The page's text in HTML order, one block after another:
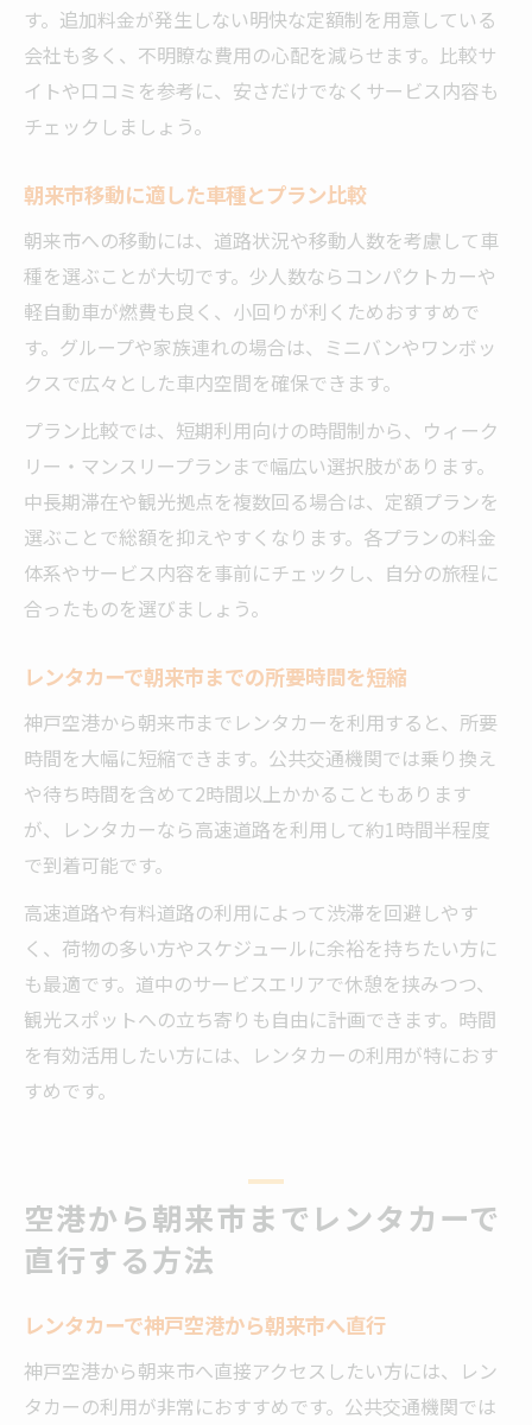
す。追加料金が発生しない明快な定額制を用意している
会社も多く、不明瞭な費用の心配を減らせます。比較サ
イトや口コミを参考に、安さだけでなくサービス内容も
チェックしましょう。
朝来市移動に適した車種とプラン比較
朝来市への移動には、道路状況や移動人数を考慮して車
種を選ぶことが大切です。少人数ならコンパクトカーや
軽自動車が燃費も良く、小回りが利くためおすすめで
す。グループや家族連れの場合は、ミニバンやワンボッ
クスで広々とした車内空間を確保できます。
プラン比較では、短期利用向けの時間制から、ウィーク
リー・マンスリープランまで幅広い選択肢があります。
中長期滞在や観光拠点を複数回る場合は、定額プランを
選ぶことで総額を抑えやすくなります。各プランの料金
体系やサービス内容を事前にチェックし、自分の旅程に
合ったものを選びましょう。
レンタカーで朝来市までの所要時間を短縮
神戸空港から朝来市までレンタカーを利用すると、所要
時間を大幅に短縮できます。公共交通機関では乗り換え
や待ち時間を含めて2時間以上かかることもあります
が、レンタカーなら高速道路を利用して約1時間半程度
で到着可能です。
高速道路や有料道路の利用によって渋滞を回避しやす
く、荷物の多い方やスケジュールに余裕を持ちたい方に
も最適です。道中のサービスエリアで休憩を挟みつつ、
観光スポットへの立ち寄りも自由に計画できます。時間
を有効活用したい方には、レンタカーの利用が特におす
すめです。
空港から朝来市までレンタカーで
直行する方法
レンタカーで神戸空港から朝来市へ直行
神戸空港から朝来市へ直接アクセスしたい方には、レン
タカーの利用が非常におすすめです。公共交通機関では